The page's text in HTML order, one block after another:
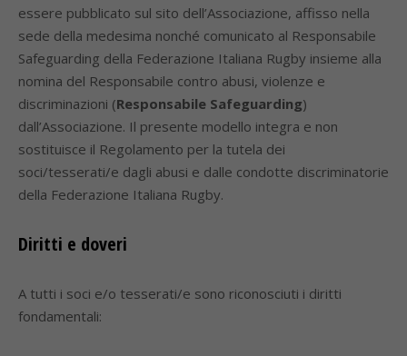
essere pubblicato sul sito dell’Associazione, affisso nella
sede della medesima nonché comunicato al Responsabile
Safeguarding della Federazione Italiana Rugby insieme alla
nomina del Responsabile contro abusi, violenze e
discriminazioni (Responsabile Safeguarding)
dall’Associazione. Il presente modello integra e non
sostituisce il Regolamento per la tutela dei
soci/tesserati/e dagli abusi e dalle condotte discriminatorie
della Federazione Italiana Rugby.
Diritti e doveri
A tutti i soci e/o tesserati/e sono riconosciuti i diritti
fondamentali: